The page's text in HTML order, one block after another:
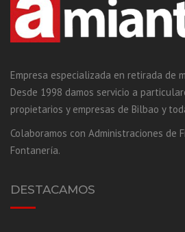
Empresa especializada en retirada de
Desde 1998 damos servicio a
propietarios y empresas de Bilbao y
Colaboramos con Administraciones de
Fontanería.
DESTACAMOS